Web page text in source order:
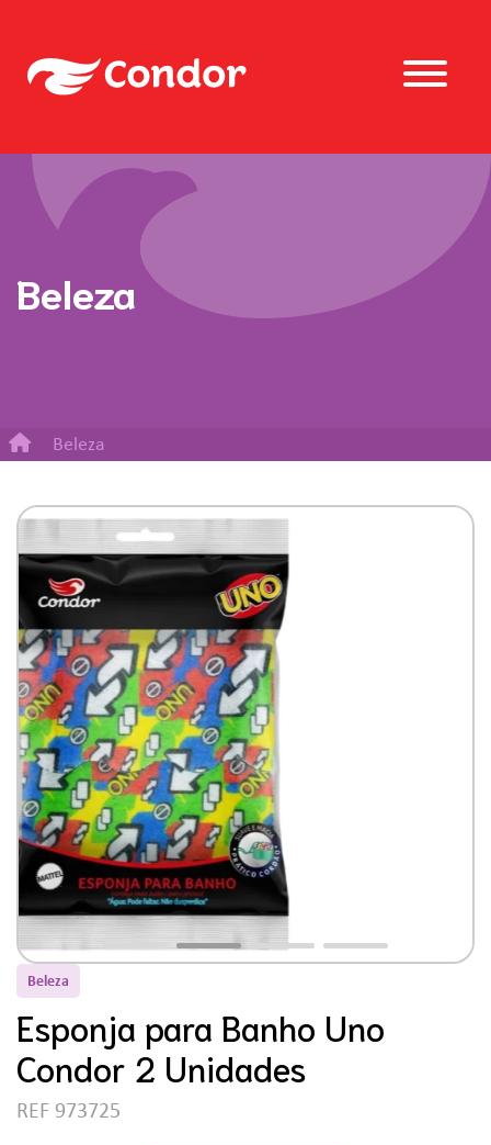
Beleza
Beleza
Beleza
Esponja para Banho Uno
Condor 2 Unidades
REF 973725